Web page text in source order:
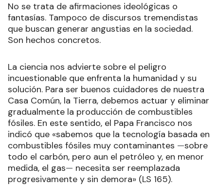
No se trata de afirmaciones ideológicas o
fantasías. Tampoco de discursos tremendistas
que buscan generar angustias en la sociedad.
Son hechos concretos.
La ciencia nos advierte sobre el peligro
incuestionable que enfrenta la humanidad y su
solución. Para ser buenos cuidadores de nuestra
Casa Común, la Tierra, debemos actuar y eliminar
gradualmente la producción de combustibles
fósiles. En este sentido, el Papa Francisco nos
indicó que «sabemos que la tecnología basada en
combustibles fósiles muy contaminantes —sobre
todo el carbón, pero aun el petróleo y, en menor
medida, el gas— necesita ser reemplazada
progresivamente y sin demora» (LS 165).